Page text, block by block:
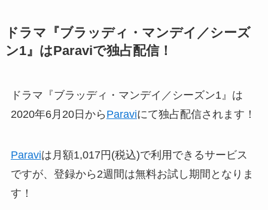
ドラマ『ブラッディ・マンデイ／シーズ
ン1』はParaviで独占配信！
ドラマ『ブラッディ・マンデイ／シーズン1』は
2020年6月20日から Paraviにて独占配信されます！
Paraviは月額1,017円(税込)で利用できるサービス
ですが、登録から2週間は無料お試し期間となりま
す！